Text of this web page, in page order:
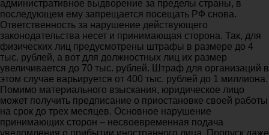
административное выдворение за пределы страны, в
последующем ему запрещается посещать РФ снова.
Ответственность за нарушение действующего
законодательства несет и принимающая сторона. Так, для
физических лиц предусмотрены штрафы в размере до 4
тыс. рублей, а вот для должностных лиц их размер
увеличивается до 70 тыс. рублей. Штраф для организаций в
этом случае варьируется от 400 тыс. рублей до 1 миллиона.
Помимо материального взыскания, юридическое лицо
может получить предписание о приостановке своей работы
на срок до трех месяцев. Основное нарушение
принимающих сторон – несвоевременная подача
уведомления о прибытии иностранного лица. Пропуск даже